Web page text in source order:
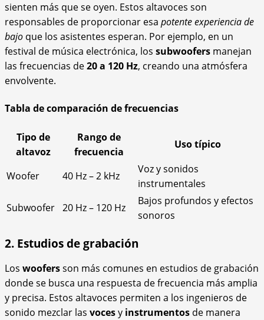
sienten más que se oyen. Estos altavoces son
responsables de proporcionar esa potente experiencia de
bajo que los asistentes esperan. Por ejemplo, en un
festival de música electrónica, los subwoofers manejan
las frecuencias de20 a 120 Hz, creando una atmósfera
envolvente.
Tabla de comparación de frecuencias
Tipo de
altavoz
Rango de
frecuencia
Uso típico
Woofer 40 Hz – 2 kHz
Voz y sonidos
instrumentales
Subwoofer 20 Hz – 120 Hz
Bajos profundos y efectos
sonoros
2. Estudios de grabación
Los woofersson más comunes en estudios de grabación
donde se busca una respuesta de frecuencia más amplia
y precisa. Estos altavoces permiten a los ingenieros de
sonido mezclar las vocesy instrumentos de manera